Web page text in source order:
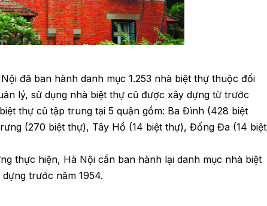
đã ban hành danh mục 1.253 nhà biệt thự thuộc đối
lý, sử dụng nhà biệt thự cũ được xây dựng từ trước
thự cũ tập trung tại 5 quận gồm: Ba Đình (428 biệt
(270 biệt thự), Tây Hồ (14 biệt thự), Đống Đa (14 biệt
thực hiện, Hà Nội cần ban hành lại danh mục nhà biệt
trước năm 1954.